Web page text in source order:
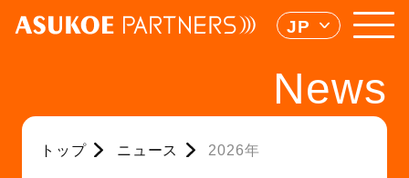
JP
News
トップ ニュース 2026年